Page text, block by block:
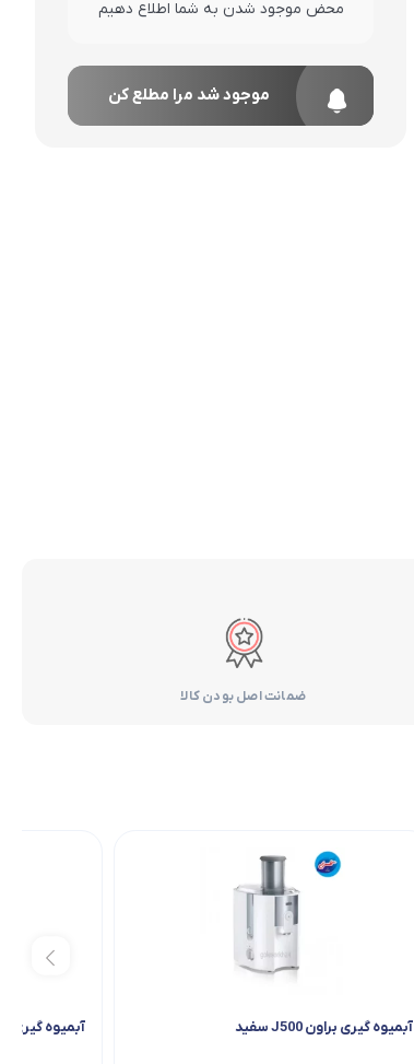
محض موجود شدن به شما اطلاع دهیم
موجود شد مرا مطلع کن
ضمانت اصل بودن کالا
آبمیوه گیری براون J500 سفید آبمیوه گیری 4 کاره برینا مدل BJB-324